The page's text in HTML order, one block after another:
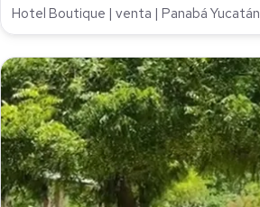
Hotel Boutique | venta | Panabá Yucatán